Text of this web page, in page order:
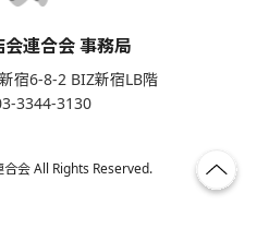
連合会 事務局
宿6-8-2 BIZ新宿LB階
3344-3130
会 All Rights Reserved.